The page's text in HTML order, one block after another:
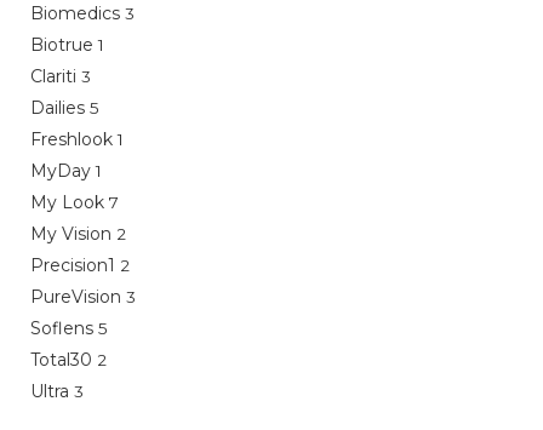
Biomedics 3
Biotrue 1
Clariti 3
Dailies 5
Freshlook 1
MyDay 1
My Look 7
My Vision 2
Precision1 2
PureVision 3
Soflens 5
Total30 2
Ultra 3